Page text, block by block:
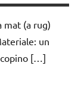
mat (a rug)
un
[…]